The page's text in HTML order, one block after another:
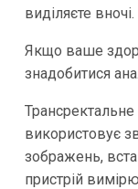
виділяєте вночі.
Якщо ваше
знадобитися
використовує
зображень,
пристрій